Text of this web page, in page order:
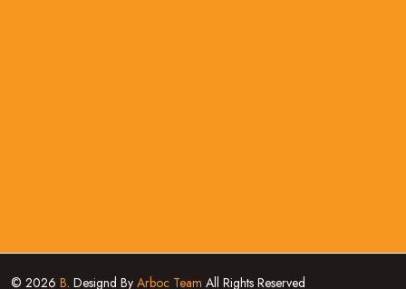
© 2026 B. Designd By Arboc Team All Rights Reserved